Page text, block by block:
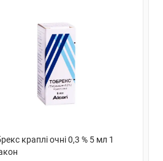
краплі очні 0,3 % 5 мл 1